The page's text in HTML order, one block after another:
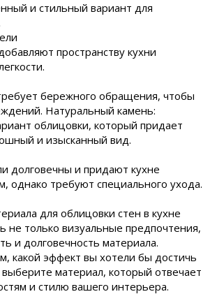
и стильный вариант для
пространству кухни
бережного обращения, чтобы
Натуральный камень:
облицовки, который придает
и изысканный вид.
долговечны и придают кухне
однако требуют специального ухода.
для облицовки стен в кухне
не только визуальные предпочтения,
и долговечность материала.
какой эффект вы хотели бы достичь
выберите материал, который отвечает
и стилю вашего интерьера.